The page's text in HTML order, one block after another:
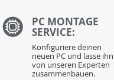
PC MONTAGE
SERVICE:
Konfiguriere deinen
neuen PC und lasse ihn
von unseren Experten
zusammenbauen.